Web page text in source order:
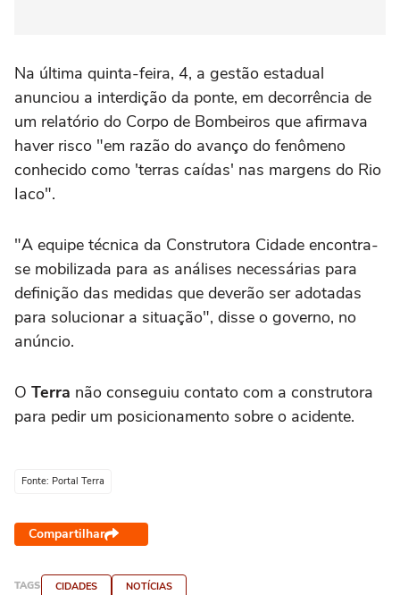
Na última quinta-feira, 4, a gestão estadual
anunciou a interdição da ponte, em decorrência de
um relatório do Corpo de Bombeiros que afirmava
haver risco "em razão do avanço do fenômeno
conhecido como 'terras caídas' nas margens do Rio
Iaco".
"A equipe técnica da Construtora Cidade encontra-
se mobilizada para as análises necessárias para
definição das medidas que deverão ser adotadas
para solucionar a situação", disse o governo, no
anúncio.
O Terra não conseguiu contato com a construtora
para pedir um posicionamento sobre o acidente.
Fonte: Portal Terra
Compartilhar
TAGS CIDADES NOTÍCIAS